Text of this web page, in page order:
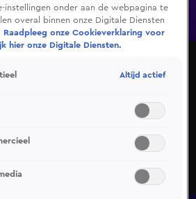
Programma's De Bondgenoten
Shop
38
bespreken Wilfred, Johan, René
de opvallendste
en buitenlandse
uitgesproken analyse
instellingen onder aan de webpagina te
overal binnen onze Digitale Diensten
Raadpleeg onze Cookieverklaring voor
hier onze Digitale Diensten.
Altijd actief